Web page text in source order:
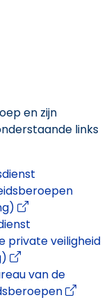
en zijn
links
private veiligheid
van de